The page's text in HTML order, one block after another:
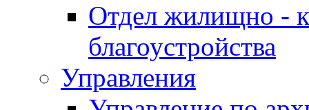
Отдел жилищно -
благоустройства
Управления